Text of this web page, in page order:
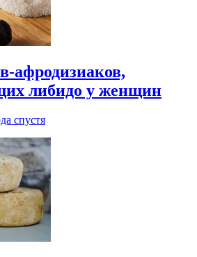
афродизиаков,
либидо у женщин
спустя